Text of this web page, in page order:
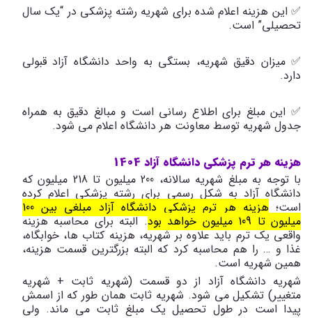
✅ این هزینه اعلام شده برای شهریه رشته پزشکی در “یک سال
تحصیلی” است.
✅ میزان دقیق شهریه، بستگی به واحد دانشگاه آزاد قبولی
دارد.
✅ این مبلغ برای اطلاع رسانی است و مبالغ دقیق به همراه
جدول شهریه توسط معاونت هر دانشگاه اعلام می شود.
هزینه هر ترم پزشکی دانشگاه آزاد 1404
با توجه به مبلغ شهریه سالانه، 200 میلیون تا 218 میلیون که
دانشگاه آزاد به شکل رسمی برای رشته پزشکی اعلام کرده
است؛
هزینه هر ترم پزشکی دانشگاه آزاد مبلغی بین 100
میلیون تا 109 میلیون خواهد بود
. البته برای محاسبه هزینه
واقعی یک ترم باید علاوه بر شهریه، هزینه کتاب ها، خوابگاه،
غذا و … را هم محاسبه کرد که البته بزرگترین قسمت هزینه،
همین شهریه است.
شهریه دانشگاه آزاد از دو قسمت (شهریه ثابت + شهریه
متغییر) تشکیل می شود. شهریه ثابت همان طور که از اسمش
پیدا است در طول تحصیل یک مبلغ ثابت می ماند. ولی